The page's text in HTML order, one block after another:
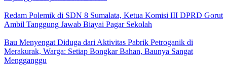
Redam Polemik di SDN 8 Sumalata, Ketua Komisi III DPRD Gorut
Ambil Tanggung Jawab Biayai Pagar Sekolah
Bau Menyengat Diduga dari Aktivitas Pabrik Petroganik di
Merakurak, Warga: Setiap Bongkar Bahan, Baunya Sangat
Mengganggu